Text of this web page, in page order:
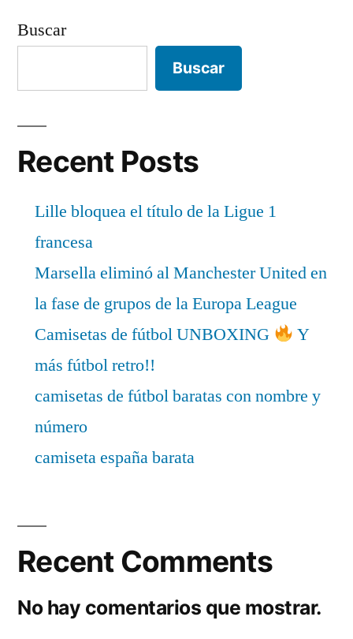
Buscar
Buscar
Recent Posts
Lille bloquea el título de la Ligue 1
francesa
Marsella eliminó al Manchester United en
la fase de grupos de la Europa League
Camisetas de fútbol UNBOXING
Y
más fútbol retro!!
camisetas de fútbol baratas con nombre y
número
camiseta españa barata
Recent Comments
No hay comentarios que mostrar.